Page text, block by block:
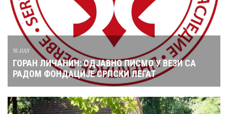
10 JULY
ГОРАН ЛИЧАНИН: ОДЈАВНО ПИСМО У ВЕЗИ СА
РАДОМ ФОНДАЦИЈЕ СРПСКИ ЛЕГАТ